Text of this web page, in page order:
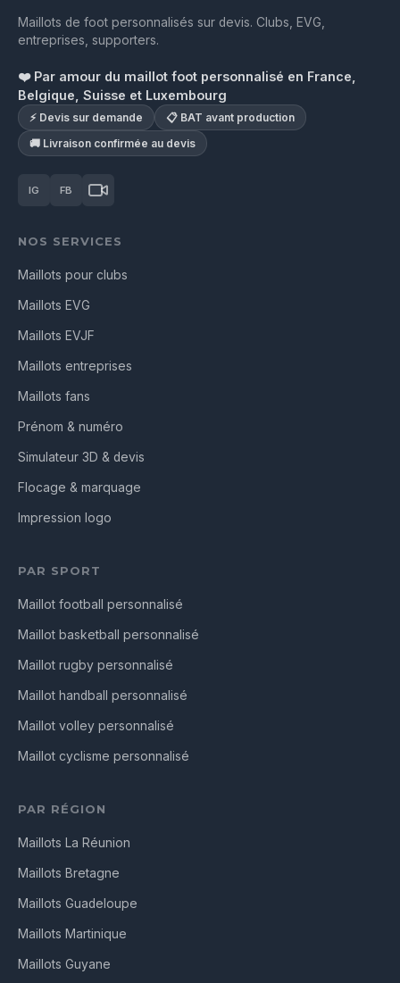
Maillots de foot personnalisés sur devis. Clubs, EVG,
entreprises, supporters.
❤️ Par amour du maillot foot personnalisé en France,
Belgique, Suisse et Luxembourg
⚡ Devis sur demande
📋 BAT avant production
🚚 Livraison confirmée au devis
IG FB
NOS SERVICES
Maillots pour clubs
Maillots EVG
Maillots EVJF
Maillots entreprises
Maillots fans
Prénom & numéro
Simulateur 3D & devis
Flocage & marquage
Impression logo
PAR SPORT
Maillot football personnalisé
Maillot basketball personnalisé
Maillot rugby personnalisé
Maillot handball personnalisé
Maillot volley personnalisé
Maillot cyclisme personnalisé
PAR RÉGION
Maillots La Réunion
Maillots Bretagne
Maillots Guadeloupe
Maillots Martinique
Maillots Guyane